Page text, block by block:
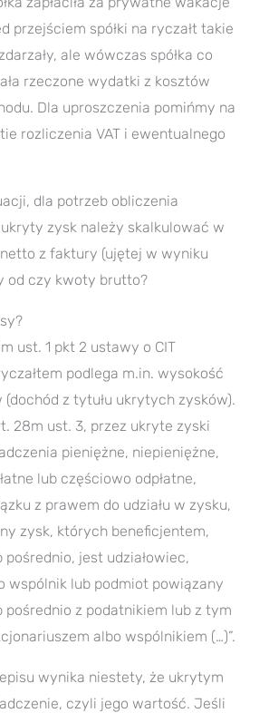
przejściem spółki na ryczałt takie
ale wówczas spółka co
rzeczone wydatki z kosztów
Dla uproszczenia pomińmy na
rozliczenia VAT i ewentualnego
dla potrzeb obliczenia
ukryty zysk należy skalkulować w
z faktury (ujętej w wyniku
od czy kwoty brutto?
ust. 1 pkt 2 ustawy o CIT
podlega m.in. wysokość
z tytułu ukrytych zysków).
28m ust. 3, przez ukryte zyski
pieniężne, niepieniężne,
lub częściowo odpłatne,
z prawem do udziału w zysku,
zysk, których beneficjentem,
pośrednio, jest udziałowiec,
wspólnik lub podmiot powiązany
pośrednio z podatnikiem lub z tym
albo wspólnikiem (…)”.
wynika niestety, że ukrytym
czyli jego wartość. Jeśli